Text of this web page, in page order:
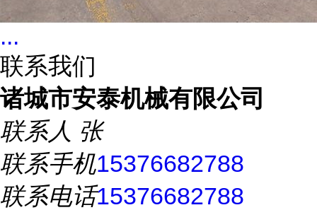
...
联系我们
诸城市安泰机械有限公司
联系人 张
联系手机15376682788
联系电话15376682788